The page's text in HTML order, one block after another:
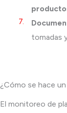
tomadas
¿Cómo se hace
El monitoreo de